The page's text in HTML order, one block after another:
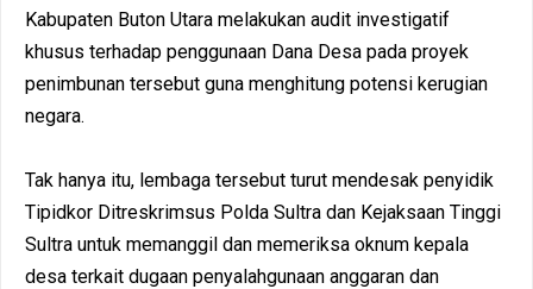
Kabupaten Buton Utara melakukan audit investigatif
khusus terhadap penggunaan Dana Desa pada proyek
penimbunan tersebut guna menghitung potensi kerugian
negara.
Tak hanya itu, lembaga tersebut turut mendesak penyidik
Tipidkor Ditreskrimsus Polda Sultra dan Kejaksaan Tinggi
Sultra untuk memanggil dan memeriksa oknum kepala
desa terkait dugaan penyalahgunaan anggaran dan